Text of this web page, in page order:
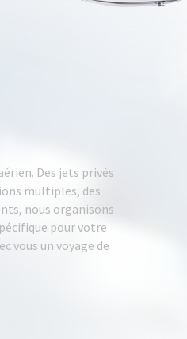
Des jets privés
multiples, des
nous organisons
pour votre
vous un voyage de